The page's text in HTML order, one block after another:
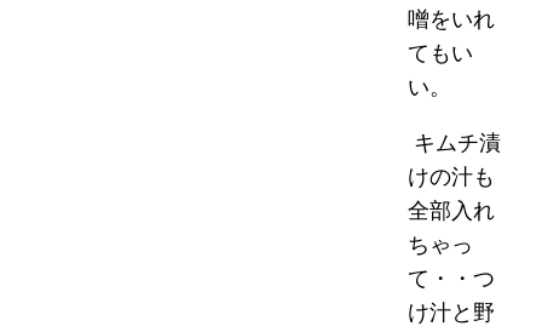
噌をいれ
てもい
い。
キムチ漬
けの汁も
全部入れ
ちゃっ
て・・つ
け汁と野